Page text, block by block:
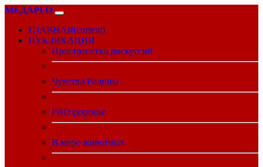
МЕДАРГО
ГЛАВНАЯ(current)
ПУБЛИКАЦИИ
Пространство дискуссий
Чувство Родины
PROздоровье
В мире животных